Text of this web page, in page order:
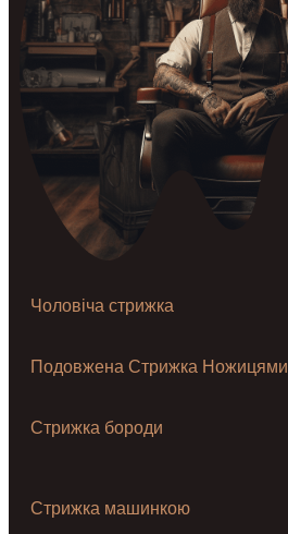
Чоловіча стрижка
Подовжена Стрижка Ножицями
Стрижка бороди
Стрижка машинкою